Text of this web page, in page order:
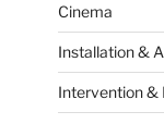
Cinema
Installation &
Intervention &